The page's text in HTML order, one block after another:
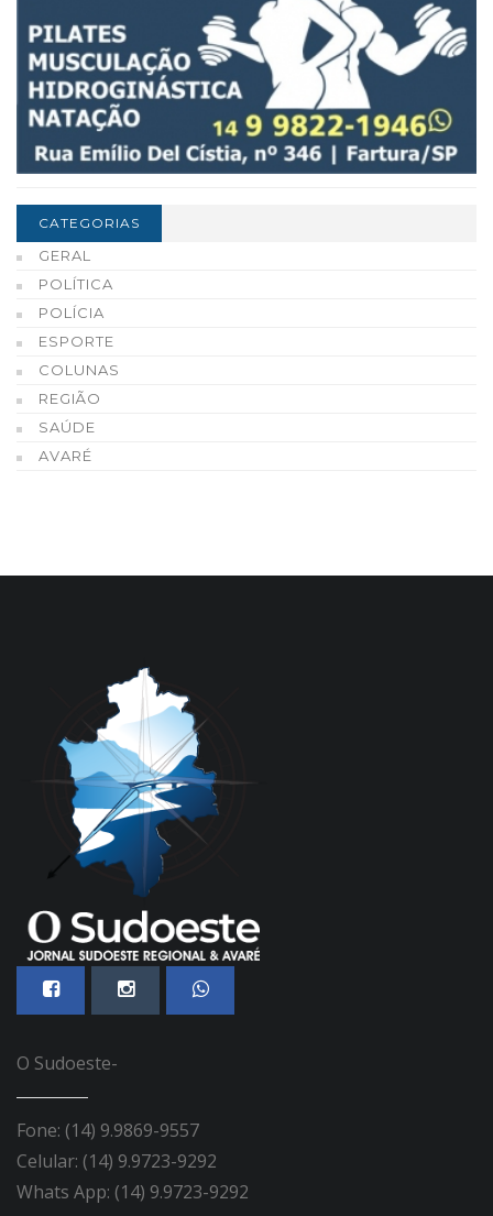
CATEGORIAS
GERAL
POLÍTICA
POLÍCIA
ESPORTE
COLUNAS
REGIÃO
SAÚDE
AVARÉ
O Sudoeste-
Fone: (14) 9.9869-9557
Celular: (14) 9.9723-9292
Whats App: (14) 9.9723-9292